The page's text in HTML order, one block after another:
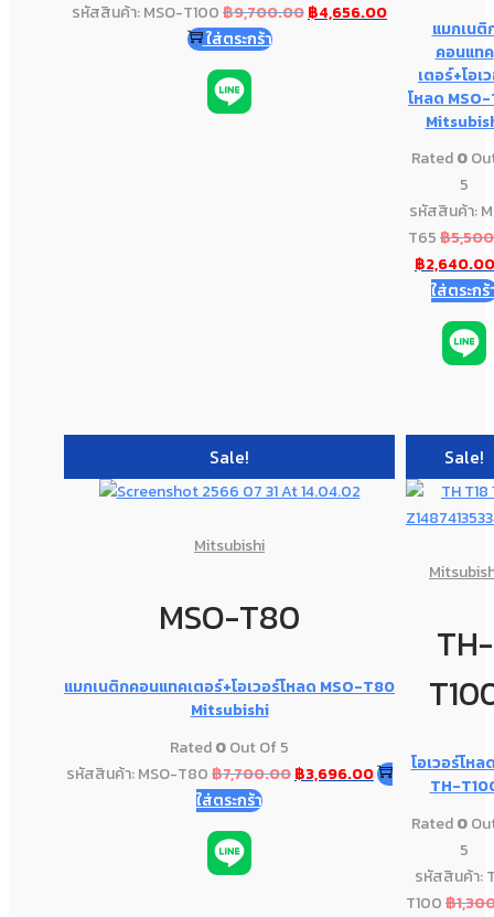
รหัสสินค้า: MSO-T100฿9,700.00฿4,656.00
ใส่ตระกร้า
แมกเนติ
คอนแทค
เตอร์+โอเ
โหลด
Rated0
5
รหัสสินค้า:
T65฿
฿2,640.00
ใส่ตระกร้
Sale!
Mitsubishi
MSO-T80
แมกเนติกคอนแทคเตอร์+โอเวอร์โหลด MSO-T80
Mitsubishi
Rated0Out Of 5
รหัสสินค้า: MSO-T80฿7,700.00฿3,696.00
ใส่ตระกร้า
Sale!
TH-
โอเวอร์โหล
TH-
Rated0
5
รหัสสินค้า:
T100฿